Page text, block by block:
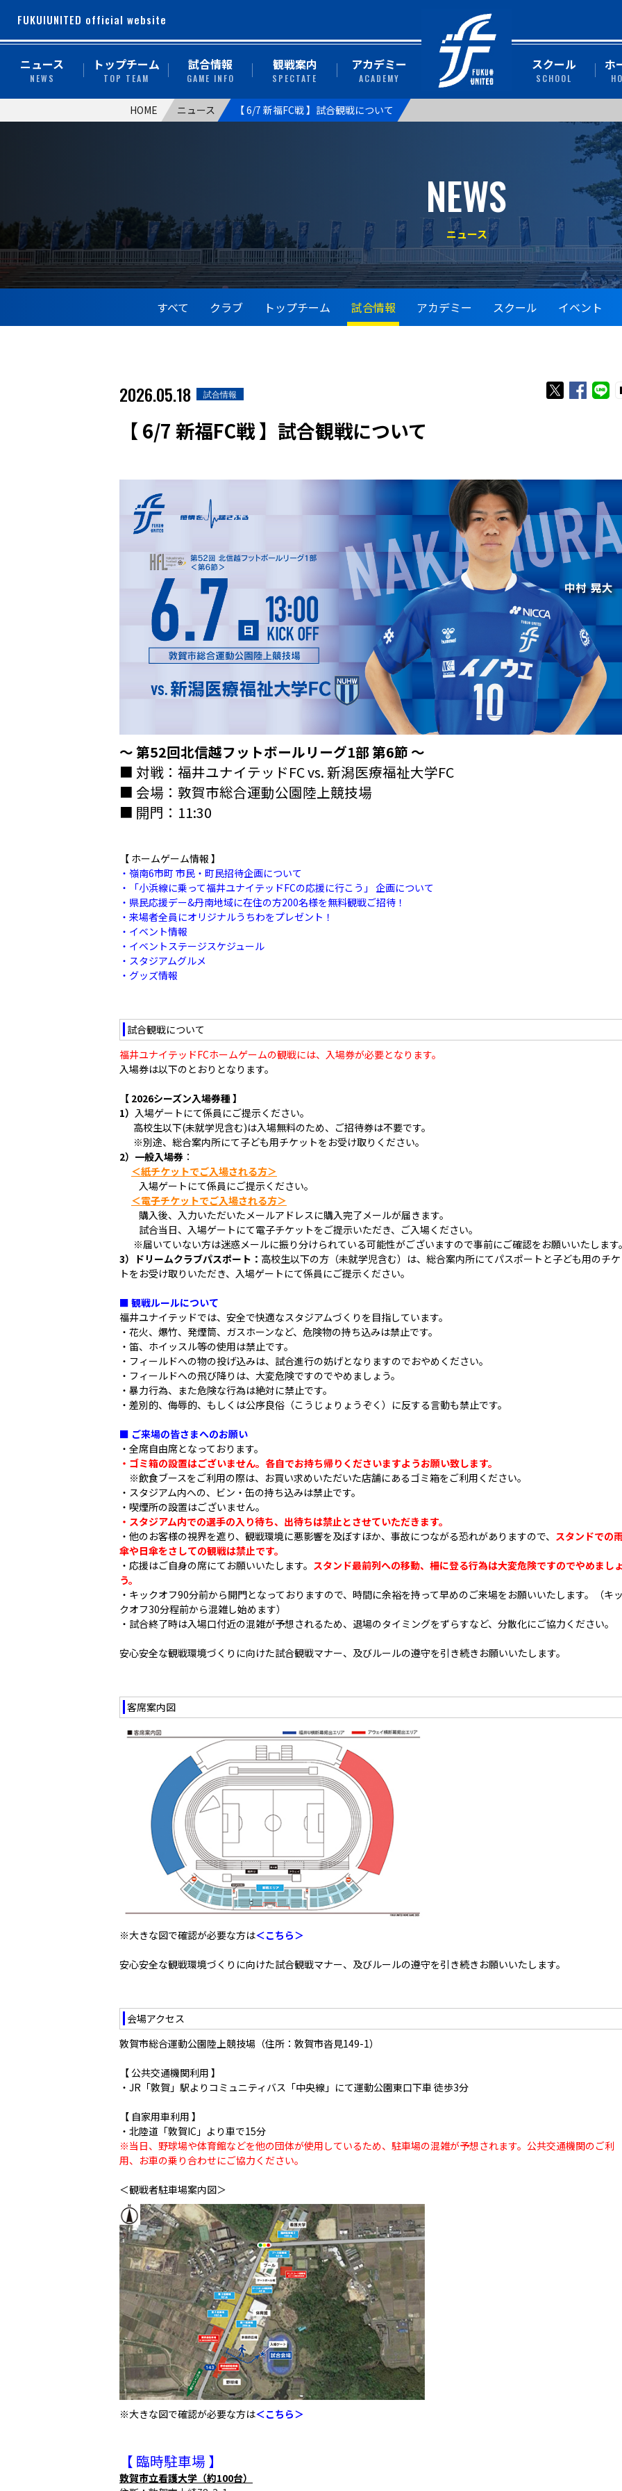
FUKUIUNITED official website
ニュース
NEWS
トップチーム
TOP TEAM
試合情報
GAME INFO
観戦案内
SPECTATE
アカデミー
ACADEMY
スクール
SCHOOL
ホ
HOME ニュース 【 6/7 新福FC戦 】試合観戦について
NEWS
ニュース
すべて クラブ トップチーム 試合情報 アカデミー スクール イベント
2026.05.18 試合情報
【 6/7 新福FC戦 】試合観戦について
〜 第52回北信越フットボールリーグ1部 第6節 〜
■ 対戦：福井ユナイテッドFC vs. 新潟医療福祉大学FC
■ 会場：敦賀市総合運動公園陸上競技場
■ 開門：11:30
【 ホームゲーム情報 】
・嶺南6市町 市民・町民招待企画について
・「小浜線に乗って福井ユナイテッドFCの応援に行こう」 企画について
・県民応援デー&丹南地域に在住の方200名様を無料観戦ご招待！
・来場者全員にオリジナルうちわをプレゼント！
・イベント情報
・イベントステージスケジュール
・スタジアムグルメ
・グッズ情報
試合観戦について
福井ユナイテッドFCホームゲームの観戦には、入場券が必要となります。
入場券は以下のとおりとなります。
【 2026シーズン入場券種 】
1） 入場ゲートにて係員にご提示ください。
高校生以下(未就学児含む)は入場無料のため、ご招待券は不要です。
※別途、総合案内所にて子ども用チケットをお受け取りください。
2）一般入場券 ：
＜紙チケットでご入場される方＞
入場ゲートにて係員にご提示ください。
＜電子チケットでご入場される方＞
購入後、入力いただいたメールアドレスに購入完了メールが届きます。
試合当日、入場ゲートにて電子チケットをご提示いただき、ご入場ください。
※届いていない方は迷惑メールに振り分けられている可能性がございますので事前にご確認をお願いいたします
3）ドリームクラブパスポート： 高校生以下の方（未就学児含む）は、総合案内所にてパスポートと子ども用のチ
トをお受け取りいただき、入場ゲートにて係員にご提示ください。
■ 観戦ルールについて
福井ユナイテッドでは、安全で快適なスタジアムづくりを目指しています。
・花火、爆竹、発煙筒、ガスホーンなど、危険物の持ち込みは禁止です。
・ 笛、ホイッスル等の使用は禁止です。
・フィールドへの物の投げ込みは、試合進行の妨げとなりますのでおやめください。
・フィールドへの飛び降りは、大変危険ですのでやめましょう。
・暴力行為、また危険な行為は絶対に禁止です。
・差別的、侮辱的、もしくは公序良俗（こうじょりょうぞく）に反する言動も禁止です。
■ ご来場の皆さまへのお願い
・全席自由席となっております。
・ゴミ箱の設置はございません。各自でお持ち帰りくださいますようお願い致します。
※飲食ブースをご利用の際は、お買い求めいただいた店舗にあるゴミ箱をご利用ください。
・スタジアム内への、ビン・缶の持ち込みは禁止です。
・喫煙所の設置はございません。
・スタジアム内での選手の入り待ち、出待ちは禁止とさせていただきます。
・他のお客様の視界を遮り、観戦環境に悪影響を及ぼすほか、事故につながる恐れがありますので、 スタンドでの
傘や日傘をさしての観戦は禁止です。
・応援はご自身の席にてお願いいたします。 スタンド最前列への移動、柵に登る行為は大変危険ですのでやめまし
う。
・キックオフ90分前から開門となっておりますので、時間に余裕を持って早めのご来場をお願いいたします。（キ
クオフ30分程前から混雑し始めます）
・試合終了時は入場口付近の混雑が予想されるため、退場のタイミングをずらすなど、分散化にご協力ください。
安心安全な観戦環境づくりに向けた試合観戦マナー、及びルールの遵守を引き続きお願いいたします。
客席案内図
※大きな図で確認が必要な方は＜こちら＞
安心安全な観戦環境づくりに向けた試合観戦マナー、及びルールの遵守を引き続きお願いいたします。
会場アクセス
敦賀市総合運動公園陸上競技場（住所： 敦賀市沓見149-1）
【 公共交通機関利用 】
・JR 「敦賀」駅よりコミュニティバス「中央線」にて運動公園東口下車 徒歩3分
【 自家用車利用 】
・北陸道「敦賀IC」より車で15分
※当日、野球場や体育館などを他の団体が使用しているため、駐車場の混雑が予想されます。公共交通機関のご利
用、お車の乗り合わせにご協力ください。
＜観戦者駐車場案内図＞
※大きな図で確認が必要な方は＜こちら＞
【 臨時駐車場 】
敦賀市立看護大学（約100台）